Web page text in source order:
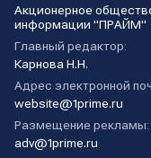
Акционерное
информации "ПРАЙМ"
Главный редактор:
Карнова Н.Н.
Адрес электронной
website@1prime.ru
Размещение рекламы:
adv@1prime.ru